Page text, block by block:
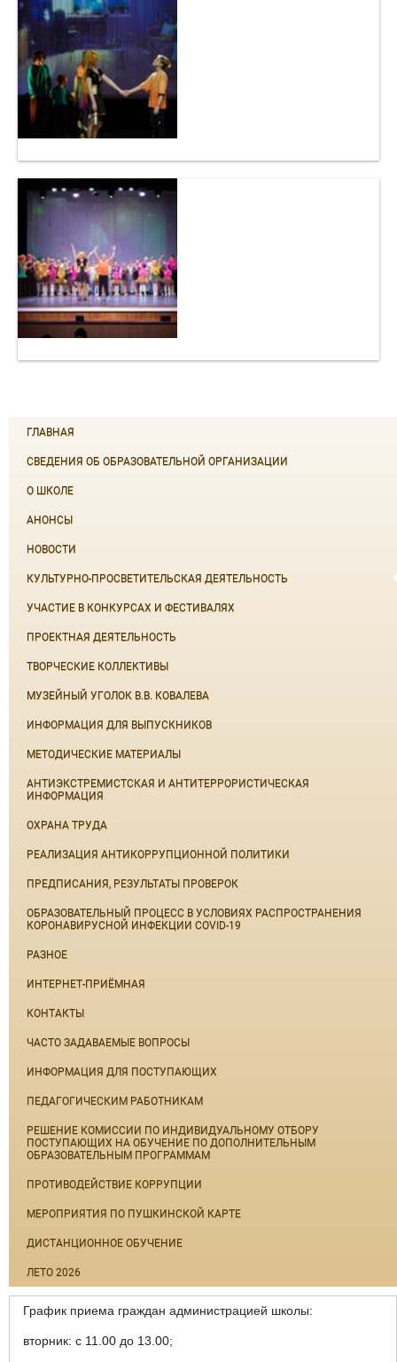
ГЛАВНАЯ
СВЕДЕНИЯ ОБ ОБРАЗОВАТЕЛЬНОЙ ОРГАНИЗАЦИИ
О ШКОЛЕ
АНОНСЫ
НОВОСТИ
КУЛЬТУРНО-ПРОСВЕТИТЕЛЬСКАЯ ДЕЯТЕЛЬНОСТЬ
УЧАСТИЕ В КОНКУРСАХ И ФЕСТИВАЛЯХ
ПРОЕКТНАЯ ДЕЯТЕЛЬНОСТЬ
ТВОРЧЕСКИЕ КОЛЛЕКТИВЫ
МУЗЕЙНЫЙ УГОЛОК В.В. КОВАЛЕВА
ИНФОРМАЦИЯ ДЛЯ ВЫПУСКНИКОВ
МЕТОДИЧЕСКИЕ МАТЕРИАЛЫ
АНТИЭКСТРЕМИСТСКАЯ И АНТИТЕРРОРИСТИЧЕСКАЯ
ИНФОРМАЦИЯ
ОХРАНА ТРУДА
РЕАЛИЗАЦИЯ АНТИКОРРУПЦИОННОЙ ПОЛИТИКИ
ПРЕДПИСАНИЯ, РЕЗУЛЬТАТЫ ПРОВЕРОК
ОБРАЗОВАТЕЛЬНЫЙ ПРОЦЕСС В УСЛОВИЯХ РАСПРОСТРАНЕНИЯ
КОРОНАВИРУСНОЙ ИНФЕКЦИИ COVID-19
РАЗНОЕ
ИНТЕРНЕТ-ПРИЁМНАЯ
КОНТАКТЫ
ЧАСТО ЗАДАВАЕМЫЕ ВОПРОСЫ
ИНФОРМАЦИЯ ДЛЯ ПОСТУПАЮЩИХ
ПЕДАГОГИЧЕСКИМ РАБОТНИКАМ
РЕШЕНИЕ КОМИССИИ ПО ИНДИВИДУАЛЬНОМУ ОТБОРУ
ПОСТУПАЮЩИХ НА ОБУЧЕНИЕ ПО ДОПОЛНИТЕЛЬНЫМ
ОБРАЗОВАТЕЛЬНЫМ ПРОГРАММАМ
ПРОТИВОДЕЙСТВИЕ КОРРУПЦИИ
МЕРОПРИЯТИЯ ПО ПУШКИНСКОЙ КАРТЕ
ДИСТАНЦИОННОЕ ОБУЧЕНИЕ
ЛЕТО 2026
График приема граждан администрацией школы:
вторник: с 11.00 до 13.00;